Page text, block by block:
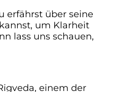
erfährst über seine
um Klarheit
lass uns schauen,
einem der